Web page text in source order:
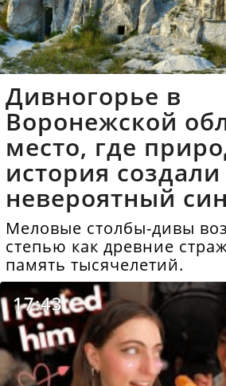
Дивногорье в
Воронежской
место, где
история создали
невероятный
Меловые столбы-дивы
степью как древние
память тысячелетий.
17:43